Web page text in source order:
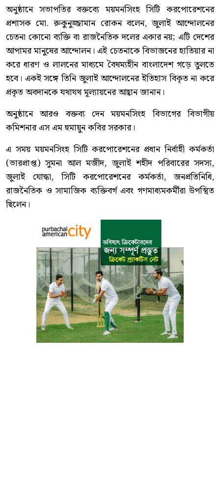
অনুষ্ঠানে সভাপতির বক্তব্যে ময়মনসিংহ সিটি করপোরেশনের
প্রশাসক মো. রুকুনুজ্জামান রোকন বলেন, জুলাই আন্দোলনের
চেতনা কোনো ব্যক্তি বা রাজনৈতিক দলের একার নয়; এটি দেশের
আপামর মানুষের আন্দোলন। এই চেতনাকে বিভাজনের হাতিয়ার না
করে ধারণ ও লালনের মাধ্যমে বৈষম্যহীন বাংলাদেশ গড়ে তুলতে
হবে। একই সঙ্গে তিনি জুলাই আন্দোলনের ইতিহাস বিকৃত না করে
প্রকৃত অবদানকে যথাযথ মূল্যায়নের আহ্বান জানান।
অনুষ্ঠানে আরও বক্তব্য দেন ময়মনসিংহ বিভাগের বিভাগীয়
কমিশনার এস এম হুমায়ুন কবির সরকার।
এ সময় ময়মনসিংহ সিটি করপোরেশনের প্রধান নির্বাহী কর্মকর্তা
(ভারপ্রাপ্ত) সুমনা আল মজীদ, জুলাই শহীদ পরিবারের সদস্য,
জুলাই যোদ্ধা, সিটি করপোরেশনের কর্মকর্তা, জনপ্রতিনিধি,
রাজনৈতিক ও সামাজিক ব্যক্তিবর্গ এবং গণমাধ্যমকর্মীরা উপস্থিত
ছিলেন।